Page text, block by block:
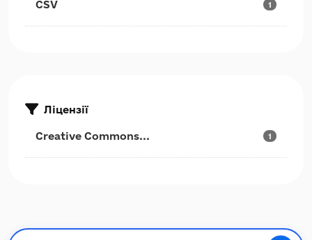
CSV 1
Ліцензії
Creative Commons... 1